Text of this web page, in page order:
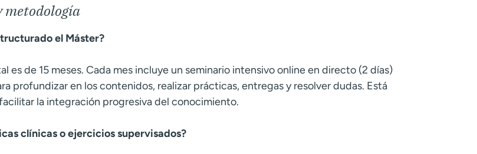
metodología
el Máster?
es de 15 meses. Cada mes incluye un seminario intensivo online en directo (2 días)
profundizar en los contenidos, realizar prácticas, entregas y resolver dudas. Está
la integración progresiva del conocimiento.
clínicas o ejercicios supervisados?